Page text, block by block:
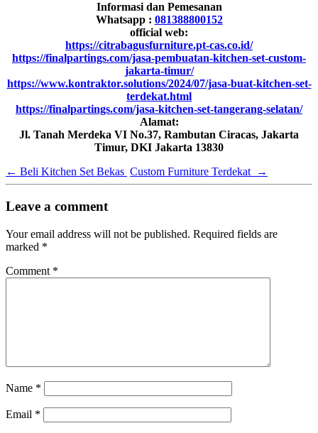
Informasi dan Pemesanan
Whatsapp : 081388800152
official web:
https://citrabagusfurniture.pt-cas.co.id/
https://finalpartings.com/jasa-pembuatan-kitchen-set-custom-
jakarta-timur/
https://www.kontraktor.solutions/2024/07/jasa-buat-kitchen-set-
terdekat.html
https://finalpartings.com/jasa-kitchen-set-tangerang-selatan/
Alamat:
Jl. Tanah Merdeka VI No.37, Rambutan Ciracas, Jakarta
Timur, DKI Jakarta 13830
← Beli Kitchen Set Bekas Custom Furniture Terdekat →
Leave a comment
Your email address will not be published. Required fields are
marked *
Comment *
Name *
Email *